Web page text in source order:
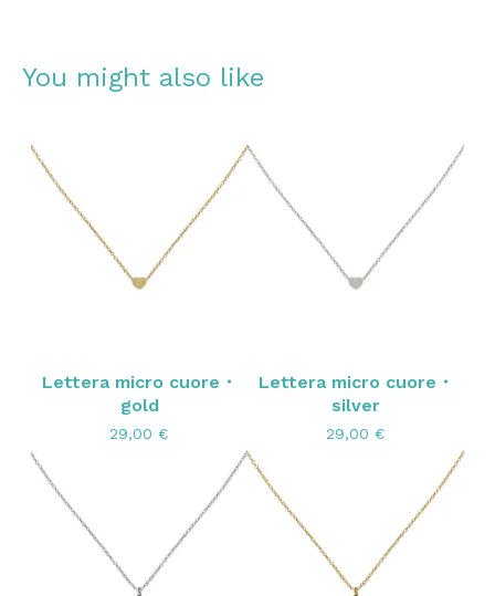
You might also like
Lettera micro cuore・
gold
29,00 €
Lettera micro cuore・
silver
29,00 €